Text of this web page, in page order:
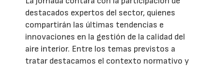
destacados expertos del sector, quienes
compartirán las últimas tendencias e
innovaciones en la gestión de la calidad del
aire interior. Entre los temas previstos a
tratar destacamos el contexto normativo y